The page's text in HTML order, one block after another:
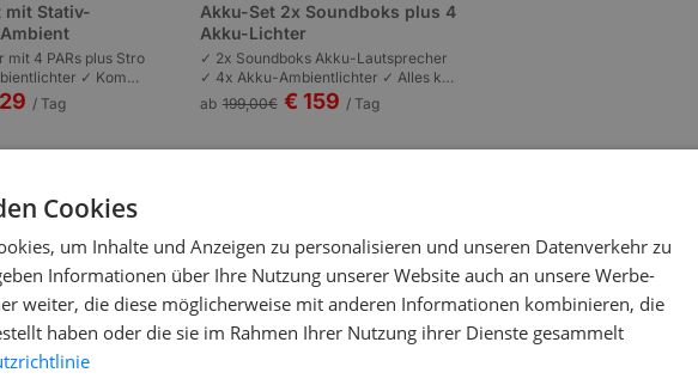
mit Stativ-
4 PARs plus Stro
✓ Kompl
| Plug-and-Play | P
100 Personen.
/ Tag
Akku-Set 2x Soundboks plus 4
Akku-Lichter
✓ 2x Soundboks Akku-Lautsprecher
✓ 4x Akku-Ambientlichter ✓ Alles kab
ellos | Komplett akkubetrieben | Garte
nfeste und Outdoor bis 80 Personen.
ab 199,00€ € 159 / Tag
Cookies
um Inhalte und Anzeigen zu personalisieren und unseren Datenverkehr zu
Informationen über Ihre Nutzung unserer Website auch an unsere Werbe-
weiter, die diese möglicherweise mit anderen Informationen kombinieren, die
haben oder die sie im Rahmen Ihrer Nutzung ihrer Dienste gesammelt